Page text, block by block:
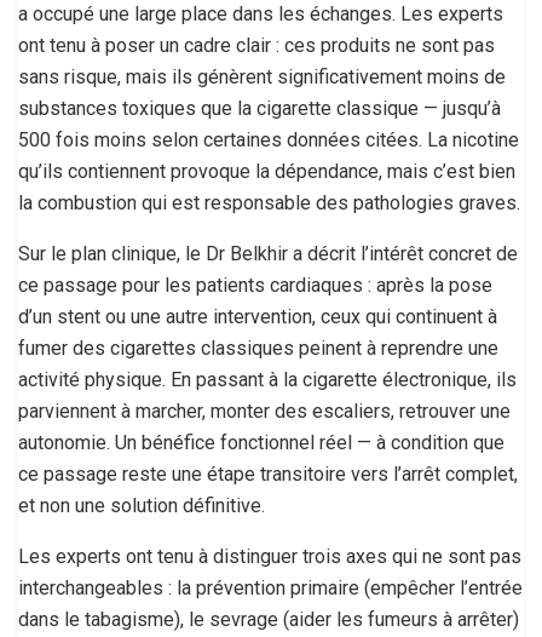
a occupé une large place dans les échanges. Les experts
ont tenu à poser un cadre clair : ces produits ne sont pas
sans risque, mais ils génèrent significativement moins de
substances toxiques que la cigarette classique — jusqu’à
500 fois moins selon certaines données citées. La nicotine
qu’ils contiennent provoque la dépendance, mais c’est bien
la combustion qui est responsable des pathologies graves.
Sur le plan clinique, le Dr Belkhir a décrit l’intérêt concret de
ce passage pour les patients cardiaques : après la pose
d’un stent ou une autre intervention, ceux qui continuent à
fumer des cigarettes classiques peinent à reprendre une
activité physique. En passant à la cigarette électronique, ils
parviennent à marcher, monter des escaliers, retrouver une
autonomie. Un bénéfice fonctionnel réel — à condition que
ce passage reste une étape transitoire vers l’arrêt complet,
et non une solution définitive.
Les experts ont tenu à distinguer trois axes qui ne sont pas
interchangeables : la prévention primaire (empêcher l’entrée
dans le tabagisme), le sevrage (aider les fumeurs à arrêter)